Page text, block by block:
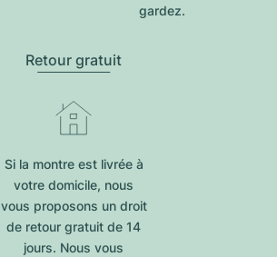
gardez.
Retour gratuit
Si la montre est livrée à
votre domicile, nous
vous proposons un droit
de retour gratuit de 14
jours. Nous vous